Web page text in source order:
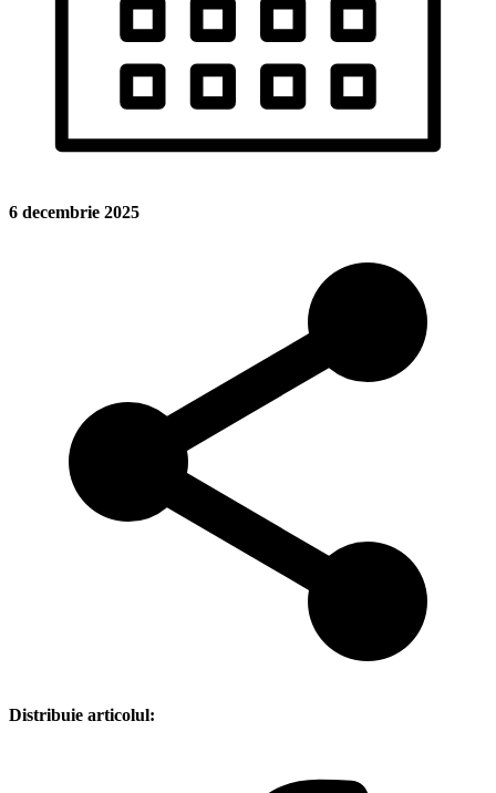
6 decembrie 2025
Distribuie articolul: